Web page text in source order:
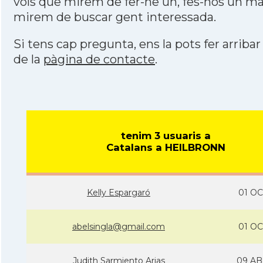
mirem de buscar gent interessada.
Si tens cap pregunta, ens la pots fer arribar
de la pàgina de contacte.
tenim 3 usuaris a
Catalans a HEILBRONN
Kelly Espargaró 01
abelsingla@gmail.com 01
Judith Sarmiento Arias 09